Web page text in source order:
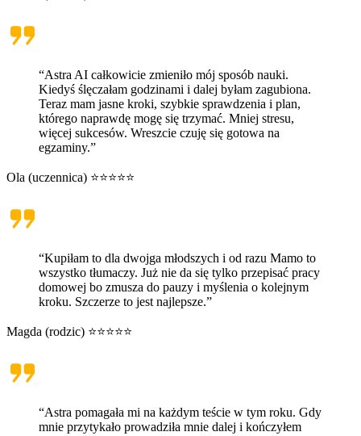
“Astra AI całkowicie zmieniło mój sposób nauki.
Kiedyś ślęczałam godzinami i dalej byłam zagubiona.
Teraz mam jasne kroki, szybkie sprawdzenia i plan,
którego naprawdę mogę się trzymać. Mniej stresu,
więcej sukcesów. Wreszcie czuję się gotowa na
egzaminy.”
Ola (uczennica) ⭐⭐⭐⭐⭐
“Kupiłam to dla dwojga młodszych i od razu Mamo to
wszystko tłumaczy. Już nie da się tylko przepisać pracy
domowej bo zmusza do pauzy i myślenia o kolejnym
kroku. Szczerze to jest najlepsze.”
Magda (rodzic) ⭐⭐⭐⭐⭐
“Astra pomagała mi na każdym teście w tym roku. Gdy
mnie przytykało prowadziła mnie dalej i kończyłem